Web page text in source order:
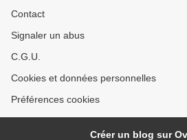
Contact
Signaler un abus
C.G.U.
Cookies et données personnelles
Préférences cookies
Créer un blog sur